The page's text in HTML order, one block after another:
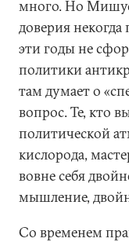
много. Но
доверия
эти годы не
политики
там думает о
вопрос. Те, кто
политической
кислорода,
вовне себя
мышление,
Со временем